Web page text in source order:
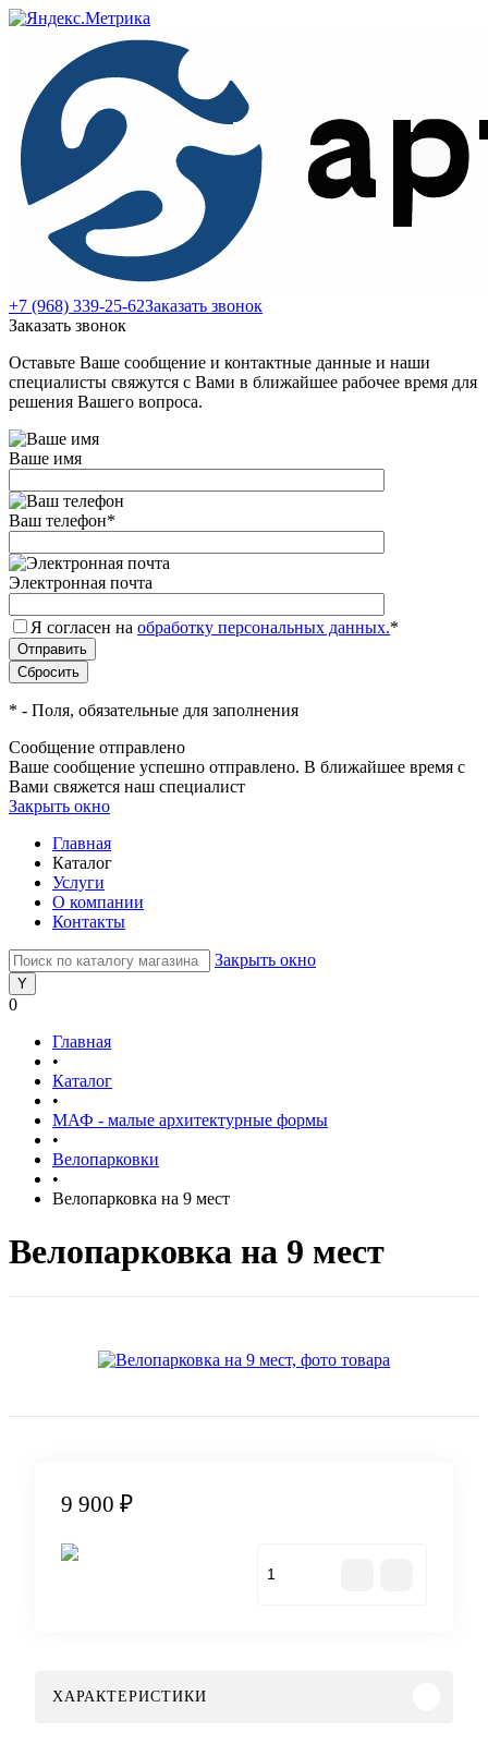
+7 (968) 339-25-62Заказать звонок
Заказать звонок
Оставьте Ваше сообщение и контактные данные и наши
специалисты свяжутся с Вами в ближайшее рабочее время для
решения Вашего вопроса.
Ваше имя
Ваш телефон*
Электронная почта
Я согласен на обработку персональных данных.*
* - Поля, обязательные для заполнения
Сообщение отправлено
Ваше сообщение успешно отправлено. В ближайшее время с
Вами свяжется наш специалист
Закрыть окно
Главная
Каталог
Услуги
О компании
Контакты
Закрыть окно
0
Главная
•
Каталог
•
МАФ - малые архитектурные формы
•
Велопарковки
•
Велопарковка на 9 мест
Велопарковка на 9 мест
9 900 ₽
Купить
ХАРАКТЕРИСТИКИ